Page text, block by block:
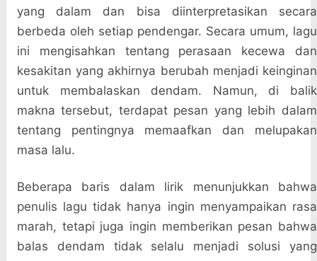
yang dalam dan bisa diinterpretasikan secara
berbeda oleh setiap pendengar. Secara umum, lagu
ini mengisahkan tentang perasaan kecewa dan
kesakitan yang akhirnya berubah menjadi keinginan
untuk membalaskan dendam. Namun, di balik
makna tersebut, terdapat pesan yang lebih dalam
tentang pentingnya memaafkan dan melupakan
masa lalu.
Beberapa baris dalam lirik menunjukkan bahwa
penulis lagu tidak hanya ingin menyampaikan rasa
marah, tetapi juga ingin memberikan pesan bahwa
balas dendam tidak selalu menjadi solusi yang